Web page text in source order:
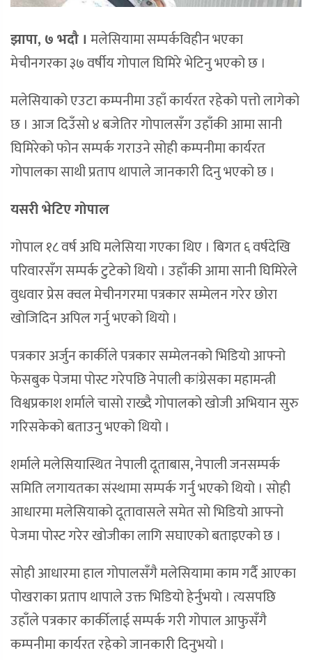
झापा, ७ भदौ । मलेसियामा सम्पर्कविहीन भएका
मेचीनगरका ३७ वर्षीय गोपाल घिमिरे भेटिनु भएको छ ।
मलेसियाको एउटा कम्पनीमा उहाँ कार्यरत रहेको पत्तो लागेको
छ । आज दिउँसो ४ बजेतिर गोपालसँग उहाँकी आमा सानी
घिमिरेको फोन सम्पर्क गराउने सोही कम्पनीमा कार्यरत
गोपालका साथी प्रताप थापाले जानकारी दिनु भएको छ ।
यसरी भेटिए गोपाल
गोपाल १८ वर्ष अघि मलेसिया गएका थिए । बिगत ६ वर्षदेखि
परिवारसँग सम्पर्क टुटेको थियो । उहाँकी आमा सानी घिमिरेले
वुधवार प्रेस क्वल मेचीनगरमा पत्रकार सम्मेलन गरेर छोरा
खोजिदिन अपिल गर्नु भएको थियो ।
पत्रकार अर्जुन कार्कीले पत्रकार सम्मेलनको भिडियो आफ्नो
फेसबुक पेजमा पोस्ट गरेपछि नेपाली कांग्रेसका महामन्त्री
विश्वप्रकाश शर्माले चासो राख्दै गोपालको खोजी अभियान सुरु
गरिसकेको बताउनु भएको थियो ।
शर्माले मलेसियास्थित नेपाली दूताबास, नेपाली जनसम्पर्क
समिति लगायतका संस्थामा सम्पर्क गर्नु भएको थियो । सोही
आधारमा मलेसियाको दूतावासले समेत सो भिडियो आफ्नो
पेजमा पोस्ट गरेर खोजीका लागि सघाएको बताइएको छ ।
सोही आधारमा हाल गोपालसँगै मलेसियामा काम गर्दै आएका
पोखराका प्रताप थापाले उक्त भिडियो हेर्नुभयो । त्यसपछि
उहाँले पत्रकार कार्कीलाई सम्पर्क गरी गोपाल आफुसँगै
कम्पनीमा कार्यरत रहेको जानकारी दिनुभयो ।